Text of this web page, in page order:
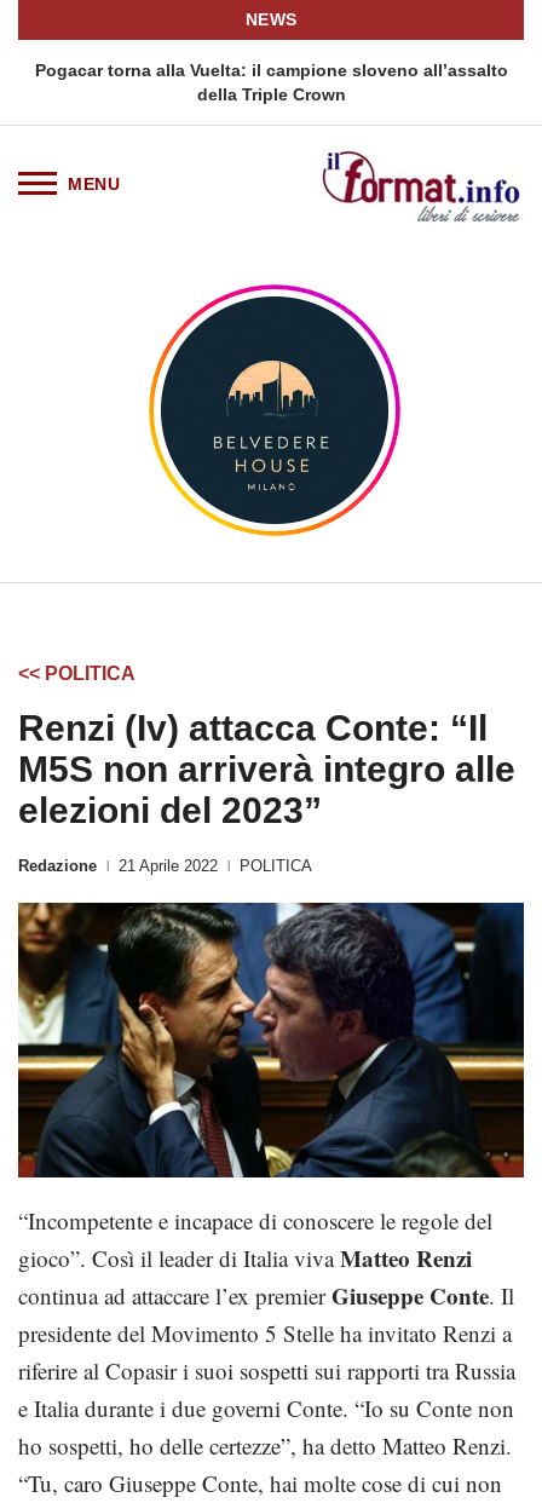
NEWS
Pogacar torna alla Vuelta: il campione sloveno all’assalto
della Triple Crown
<< POLITICA
Renzi (Iv) attacca Conte: “Il
M5S non arriverà integro alle
elezioni del 2023”
Redazione 21 Aprile 2022 POLITICA
“Incompetente e incapace di conoscere le regole del
gioco”. Così il leader di Italia vivaMatteo Renzi
continua ad attaccare l’ex premierGiuseppe Conte. Il
presidente del Movimento 5 Stelle ha invitato Renzi a
riferire al Copasir i suoi sospetti sui rapporti tra Russia
e Italia durante i due governi Conte. “Io su Conte non
ho sospetti, ho delle certezze”, ha detto Matteo Renzi.
“Tu, caro Giuseppe Conte, hai molte cose di cui non